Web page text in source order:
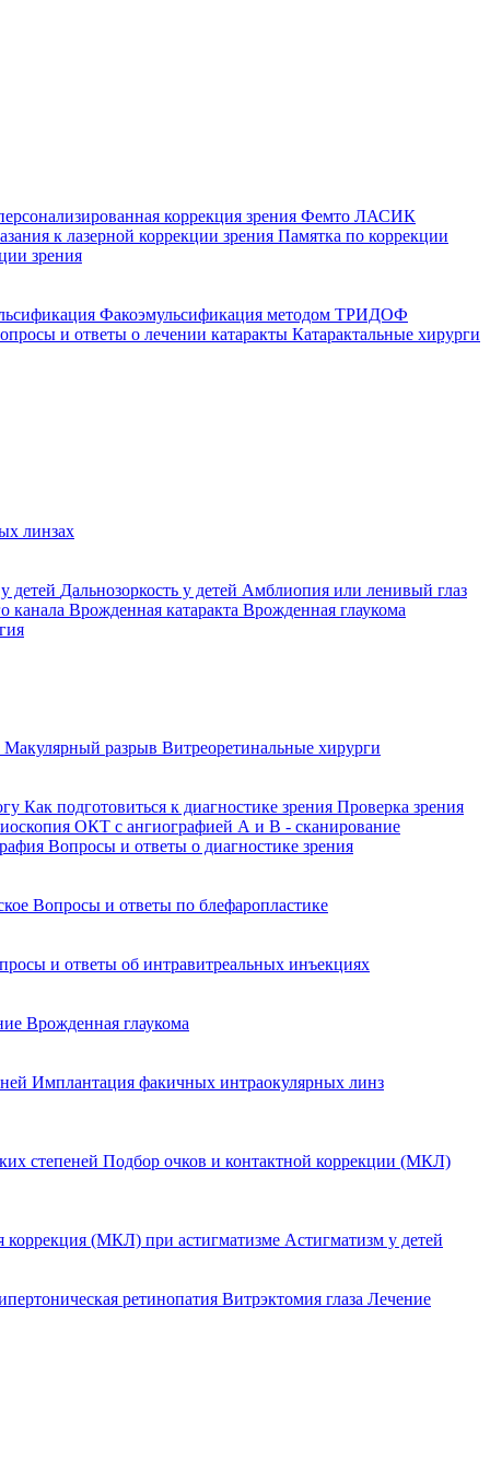
коррекция зрения Фемто ЛАСИК
к лазерной коррекции зрения Памятка по коррекции
зрения
Факоэмульсификация методом ТРИДОФ
и ответы о лечении катаракты Катарактальные хирурги
линзах
детей Дальнозоркость у детей Амблиопия или ленивый глаз
канала Врожденная катаракта Врожденная глаукома
Макулярный разрыв Витреоретинальные хирурги
Как подготовиться к диагностике зрения Проверка зрения
ОКТ с ангиографией А и В - сканирование
Вопросы и ответы о диагностике зрения
Вопросы и ответы по блефаропластике
и ответы об интравитреальных инъекциях
Врожденная глаукома
Имплантация факичных интраокулярных линз
степеней Подбор очков и контактной коррекции (МКЛ)
коррекция (МКЛ) при астигматизме Астигматизм у детей
ретинопатия Витрэктомия глаза Лечение